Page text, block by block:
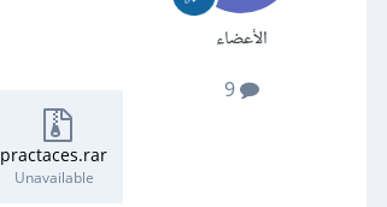
الأعضاء
9
practaces.rar
Unavailable